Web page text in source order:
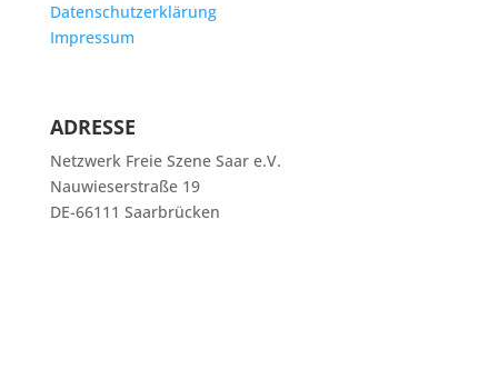
Datenschutzerklärung
Impressum
ADRESSE
Netzwerk Freie Szene Saar e.V.
Nauwieserstraße 19
DE-66111 Saarbrücken